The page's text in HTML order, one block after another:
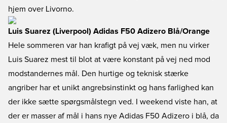
hjem over Livorno.
Luis Suarez (Liverpool) Adidas F50 Adizero Blå/Orange
Hele sommeren var han krafigt på vej væk, men nu virker
Luis Suarez mest til blot at være konstant på vej ned mod
modstandernes mål. Den hurtige og teknisk stærke
angriber har et unikt angrebsinstinkt og hans farlighed kan
der ikke sætte spørgsmålstegn ved. I weekend viste han, at
der er masser af mål i hans nye Adidas F50 Adizero i blå, da